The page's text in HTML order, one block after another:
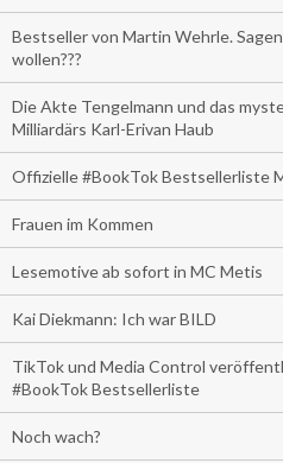
Bestseller von Martin Wehrle.
wollen???
Die Akte Tengelmann und das
Milliardärs Karl-Erivan Haub
Offizielle #BookTok Bestsellerliste
Frauen im Kommen
Lesemotive ab sofort in MC Metis
Kai Diekmann: Ich war BILD
TikTok und Media Control
#BookTok Bestsellerliste
Noch wach?